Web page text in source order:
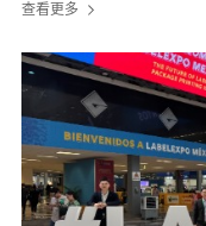
查看更多